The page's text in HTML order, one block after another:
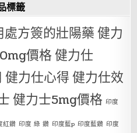
標籤
處方簽的壯陽藥健力
價格健力仕
健力仕心得健力仕效
健力士5mg價格 印度
紅鑽 印度 綠 鑽 印度藍p 印度藍鑽 印度